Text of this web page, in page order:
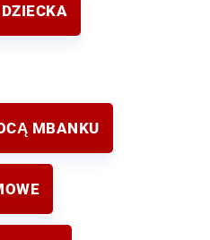
MBANKU